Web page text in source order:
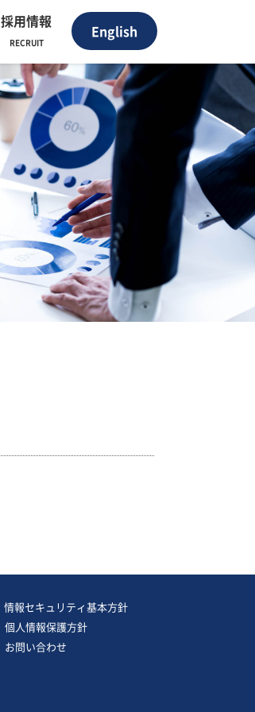
採用情報
RECRUIT
English
情報セキュリティ基本方針
個人情報保護方針
お問い合わせ